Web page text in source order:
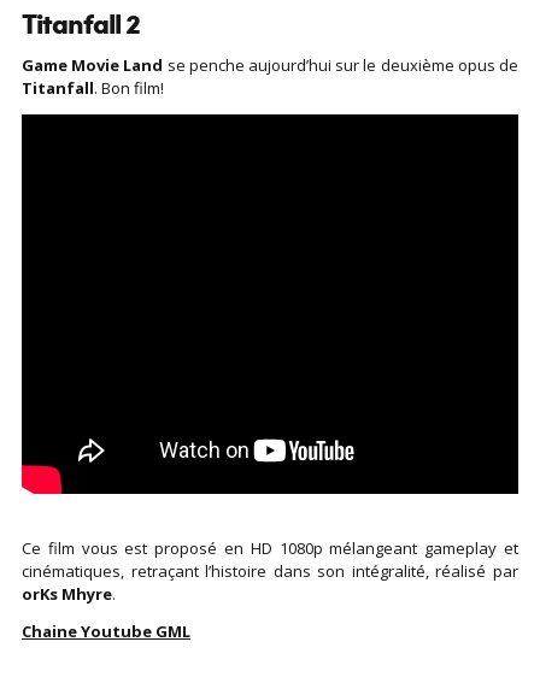
Titanfall 2
Game Movie Land se penche aujourd’hui sur le deuxième opus de
Titanfall. Bon film!
Ce film vous est proposé en HD 1080p mélangeant gameplay et
cinématiques, retraçant l’histoire dans son intégralité, réalisé par
orKs Mhyre.
Chaine Youtube GML